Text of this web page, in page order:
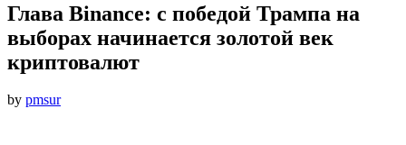
Глава Binance: с победой Трампа на
выборах начинается золотой век
криптовалют
by pmsur